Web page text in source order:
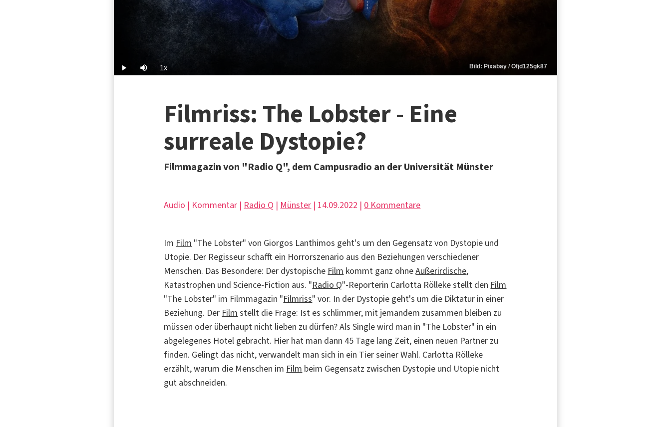
Play Mute 1xPlayback
Rate
Bild: Pixabay / Ofjd125gk87
Filmriss: The Lobster - Eine
surreale Dystopie?
Filmmagazin von "Radio Q", dem Campusradio an der Universität Münster
Audio | Kommentar | Radio Q | Münster | 14.09.2022 | 0 Kommentare
Im Film "The Lobster" von Giorgos Lanthimos geht's um den Gegensatz von Dystopie und
Utopie. Der Regisseur schafft ein Horrorszenario aus den Beziehungen verschiedener
Menschen. Das Besondere: Der dystopische Film kommt ganz ohneAußerirdische,
Katastrophen und Science-Fiction aus. "Radio Q"-Reporterin Carlotta Rölleke stellt den Film
"The Lobster" im Filmmagazin "Filmriss" vor. In der Dystopie geht's um die Diktatur in einer
Beziehung. Der Film stellt die Frage: Ist es schlimmer, mit jemandem zusammen bleiben zu
müssen oder überhaupt nicht lieben zu dürfen? Als Single wird man in "The Lobster" in ein
abgelegenes Hotel gebracht. Hier hat man dann 45 Tage lang Zeit, einen neuen Partner zu
finden. Gelingt das nicht, verwandelt man sich in ein Tier seiner Wahl. Carlotta Rölleke
erzählt, warum die Menschen im Film beim Gegensatz zwischen Dystopie und Utopie nicht
gut abschneiden.